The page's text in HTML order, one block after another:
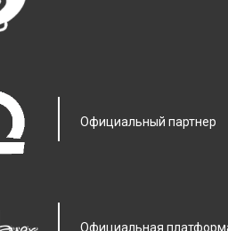
Официальный партнер
Официальная